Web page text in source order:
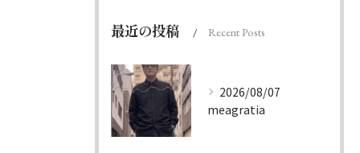
最近の投稿 Recent Posts
2026/08/07
meagratia